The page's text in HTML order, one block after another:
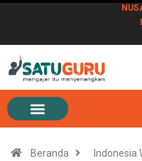
Beranda Indonesia